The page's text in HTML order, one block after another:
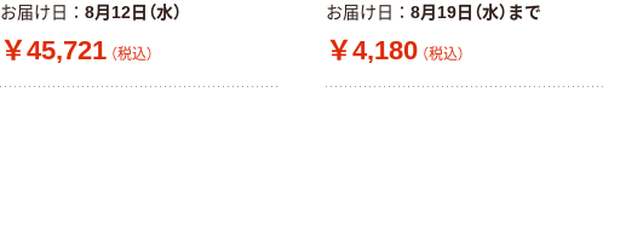
お届け日 8月12日（水）
￥45,721 （税込）
お届け日 8月19日（水）まで
￥4,180 （税込）